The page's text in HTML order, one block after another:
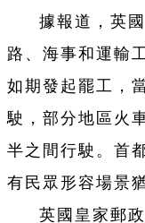
據報道，英
路、海事和運輸
如期發起罷工，
駛，部分地區火
半之間行駛。首
有民眾形容場景
英國皇家郵